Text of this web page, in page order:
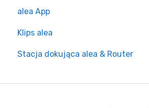
alea App
Klips alea
Stacja dokująca alea & Router